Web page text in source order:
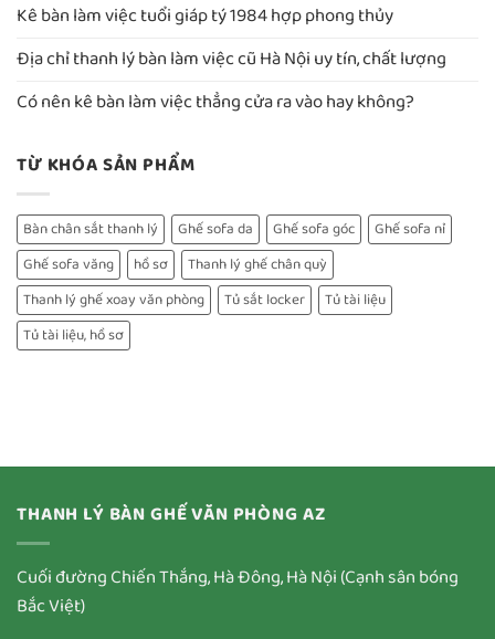
Kê bàn làm việc tuổi giáp tý 1984 hợp phong thủy
Địa chỉ thanh lý bàn làm việc cũ Hà Nội uy tín, chất lượng
Có nên kê bàn làm việc thẳng cửa ra vào hay không?
TỪ KHÓA SẢN PHẨM
Bàn chân sắt thanh lý Ghế sofa da Ghế sofa góc
Ghế sofa nỉ
Ghế sofa văng
hồ sơ
Thanh lý ghế chân quỳ
Thanh lý ghế xoay văn phòng
Tủ sắt locker
Tủ tài liệu
Tủ tài liệu, hồ sơ
THANH LÝ BÀN GHẾ VĂN PHÒNG AZ
Cuối đường Chiến Thắng, Hà Đông, Hà Nội (Cạnh sân bóng
Bắc Việt)